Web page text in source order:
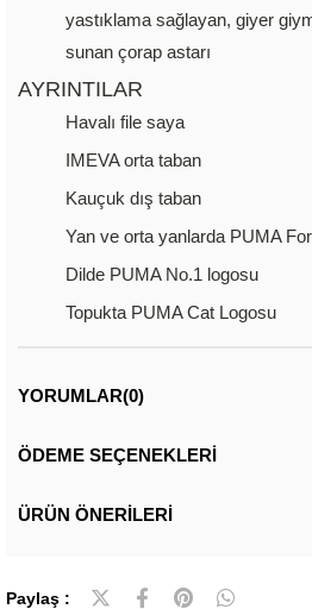
yastıklama sağlayan, giyer
sunan çorap astarı
AYRINTILAR
Havalı file saya
IMEVA orta taban
Kauçuk dış taban
Yan ve orta yanlarda PUMA
Dilde PUMA No.1 logosu
Topukta PUMA Cat Logosu
YORUMLAR(0)
ÖDEME SEÇENEKLERI
ÜRÜN ÖNERILERI
Paylaş :